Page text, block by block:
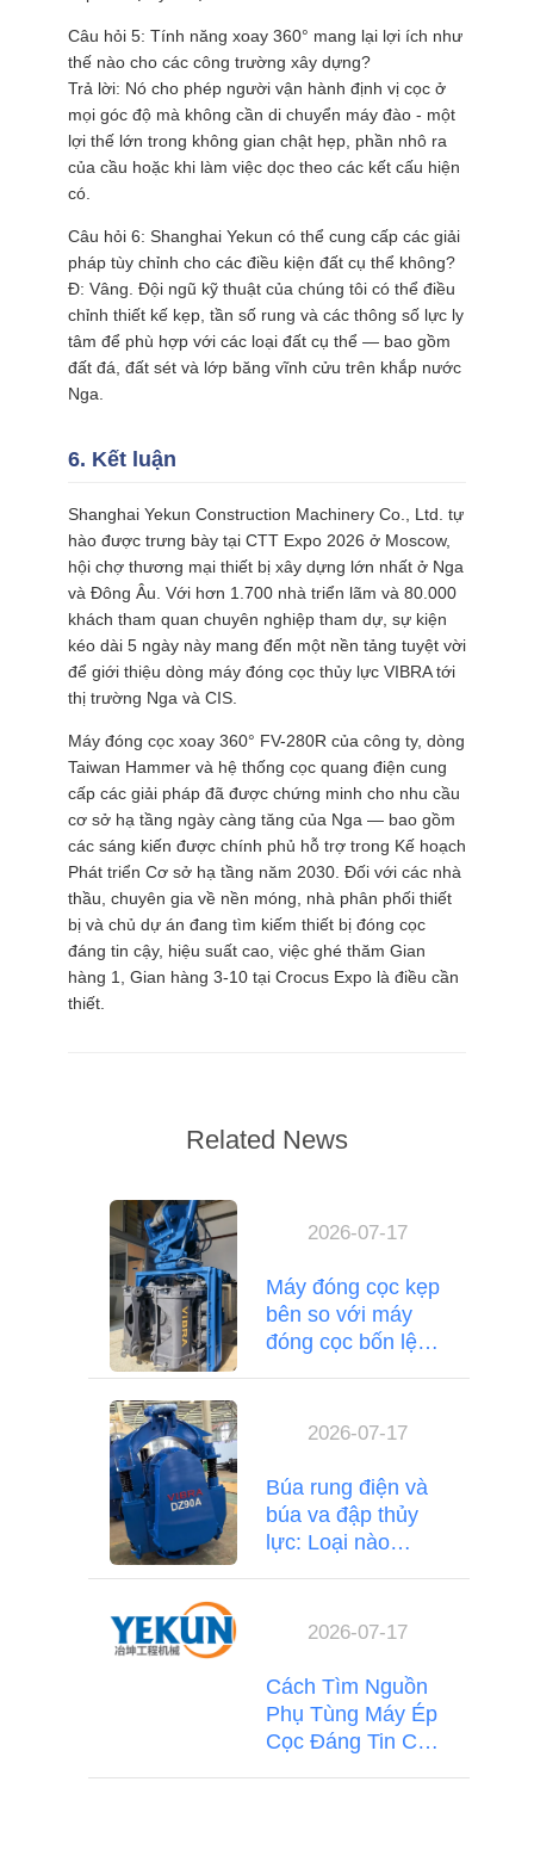
Câu hỏi 5: Tính năng xoay 360° mang lại lợi ích như
thế nào cho các công trường xây dựng?
Trả lời: Nó cho phép người vận hành định vị cọc ở
mọi góc độ mà không cần di chuyển máy đào - một
lợi thế lớn trong không gian chật hẹp, phần nhô ra
của cầu hoặc khi làm việc dọc theo các kết cấu hiện
có.
Câu hỏi 6: Shanghai Yekun có thể cung cấp các giải
pháp tùy chỉnh cho các điều kiện đất cụ thể không?
Đ: Vâng. Đội ngũ kỹ thuật của chúng tôi có thể điều
chỉnh thiết kế kẹp, tần số rung và các thông số lực ly
tâm để phù hợp với các loại đất cụ thể — bao gồm
đất đá, đất sét và lớp băng vĩnh cửu trên khắp nước
Nga.
6. Kết luận
Shanghai Yekun Construction Machinery Co., Ltd. tự
hào được trưng bày tại CTT Expo 2026 ở Moscow,
hội chợ thương mại thiết bị xây dựng lớn nhất ở Nga
và Đông Âu. Với hơn 1.700 nhà triển lãm và 80.000
khách tham quan chuyên nghiệp tham dự, sự kiện
kéo dài 5 ngày này mang đến một nền tảng tuyệt vời
để giới thiệu dòng máy đóng cọc thủy lực VIBRA tới
thị trường Nga và CIS.
Máy đóng cọc xoay 360° FV-280R của công ty, dòng
Taiwan Hammer và hệ thống cọc quang điện cung
cấp các giải pháp đã được chứng minh cho nhu cầu
cơ sở hạ tầng ngày càng tăng của Nga — bao gồm
các sáng kiến ​​được chính phủ hỗ trợ trong Kế hoạch
Phát triển Cơ sở hạ tầng năm 2030. Đối với các nhà
thầu, chuyên gia về nền móng, nhà phân phối thiết
bị và chủ dự án đang tìm kiếm thiết bị đóng cọc
đáng tin cậy, hiệu suất cao, việc ghé thăm Gian
hàng 1, Gian hàng 3-10 tại Crocus Expo là điều cần
thiết.
Related News
2026-07-17
Máy đóng cọc kẹp
bên so với máy
đóng cọc bốn lệch
2026-07-17
Búa rung điện và
búa va đập thủy
lực: Loại nào
2026-07-17
Cách Tìm Nguồn
Phụ Tùng Máy Ép
Cọc Đáng Tin Cậy